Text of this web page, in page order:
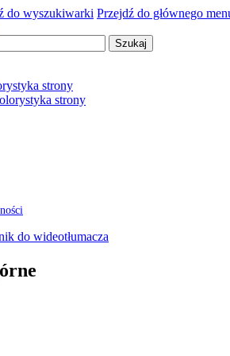
do wyszukiwarki Przejdź do głównego
do wideotłumacza